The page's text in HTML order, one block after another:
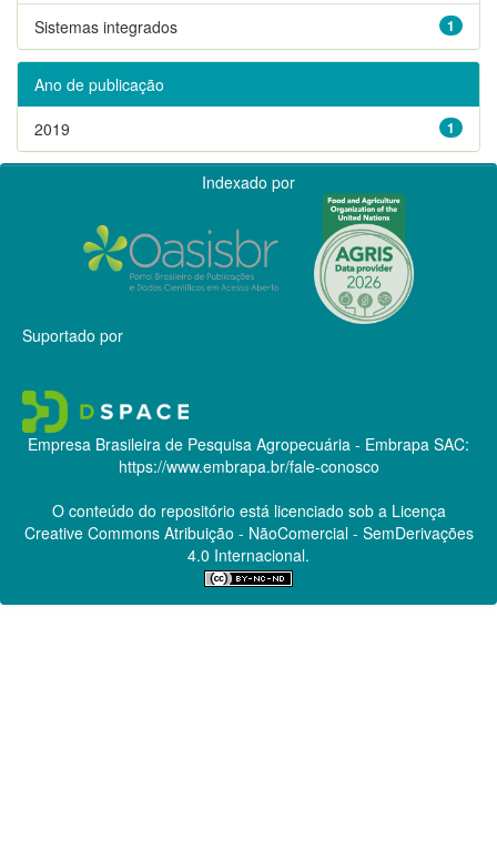
1
Sistemas integrados
Ano de publicação
1
2019
Indexado por
Suportado por
Empresa Brasileira de Pesquisa Agropecuária - Embrapa SAC:
https://www.embrapa.br/fale-conosco
O conteúdo do repositório está licenciado sob a Licença
Creative CommonsAtribuição - NãoComercial - SemDerivações
4.0 Internacional.